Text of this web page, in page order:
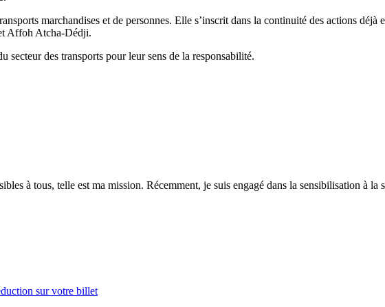
marchandises et de personnes. Elle s’inscrit dans la continuité des actions
Affoh Atcha-Dédji.
secteur des transports pour leur sens de la responsabilité.
à tous, telle est ma mission. Récemment, je suis engagé dans la sensibilisation à la
sur votre billet